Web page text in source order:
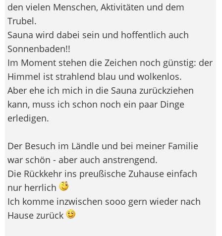
den vielen Menschen, Aktivitäten und dem
Trubel.
Sauna wird dabei sein und hoffentlich auch
Sonnenbaden!!
Im Moment stehen die Zeichen noch günstig: der
Himmel ist strahlend blau und wolkenlos.
Aber ehe ich mich in die Sauna zurückziehen
kann, muss ich schon noch ein paar Dinge
erledigen.
Der Besuch im Ländle und bei meiner Familie
war schön - aber auch anstrengend.
Die Rückkehr ins preußische Zuhause einfach
nur herrlich
Ich komme inzwischen sooo gern wieder nach
Hause zurück